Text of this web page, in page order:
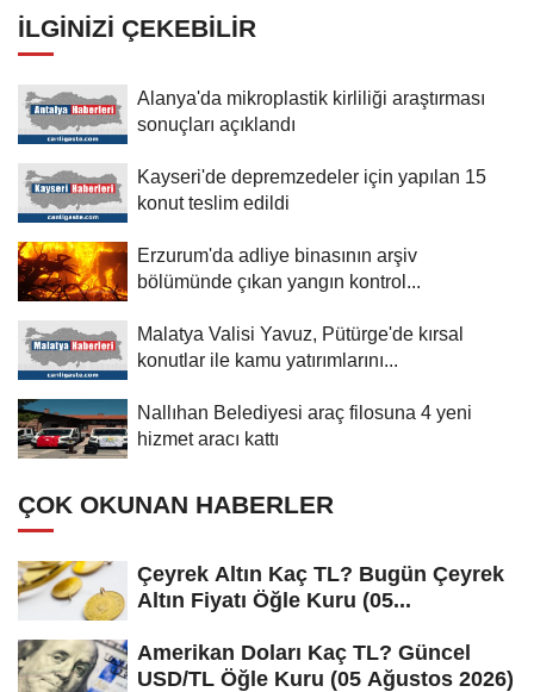
İLGINIZI ÇEKEBILIR
Alanya'da mikroplastik kirliliği araştırması
sonuçları açıklandı
Kayseri'de depremzedeler için yapılan 15
konut teslim edildi
Erzurum'da adliye binasının arşiv
bölümünde çıkan yangın kontrol...
Malatya Valisi Yavuz, Pütürge'de kırsal
konutlar ile kamu yatırımlarını...
Nallıhan Belediyesi araç filosuna 4 yeni
hizmet aracı kattı
ÇOK OKUNAN HABERLER
Çeyrek Altın Kaç TL? Bugün Çeyrek
Altın Fiyatı Öğle Kuru (05...
Amerikan Doları Kaç TL? Güncel
USD/TL Öğle Kuru (05 Ağustos 2026)